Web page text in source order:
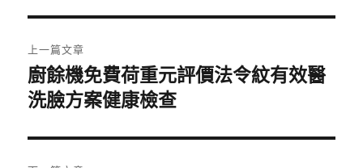
章
導
覽
上一篇文章
上
一
文
章:
廚餘機免費荷重元評價法令紋有效醫
洗臉方案健康檢查